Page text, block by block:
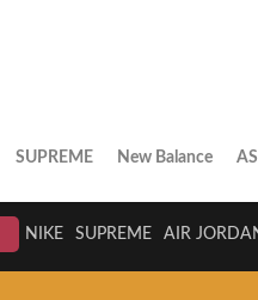
SUPREME New Balance
NIKE SUPREME AIR